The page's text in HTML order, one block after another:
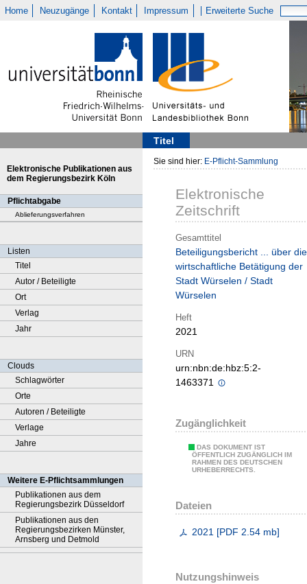
Home Neuzugänge Kontakt Impressum Erweiterte Suche
Titel
Elektronische Publikationen aus
dem Regierungsbezirk Köln
Pflichtabgabe
Ablieferungsverfahren
Listen
Titel
Autor / Beteiligte
Ort
Verlag
Jahr
Clouds
Schlagwörter
Orte
Autoren / Beteiligte
Verlage
Jahre
Weitere E-Pflichtsammlungen
Publikationen aus dem
Regierungsbezirk Düsseldorf
Publikationen aus den
Regierungsbezirken Münster,
Arnsberg und Detmold
Sie sind hier: E-Pflicht-Sammlung
Elektronische
Zeitschrift
Gesamttitel
Beteiligungsbericht ... über die
wirtschaftliche Betätigung der
Stadt Würselen / Stadt
Würselen
Heft
2021
URN
urn:nbn:de:hbz:5:2-
1463371
Zugänglichkeit
DAS DOKUMENT IST
ÖFFENTLICH ZUGÄNGLICH IM
RAHMEN DES DEUTSCHEN
URHEBERRECHTS.
Dateien
2021 [PDF 2.54 mb]
Nutzungshinweis